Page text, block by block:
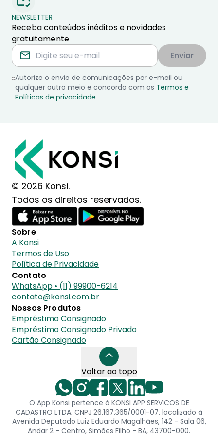
NEWSLETTER
Receba conteúdos inéditos e novidades
gratuitamente
Enviar
Autorizo o envio de comunicações por e-mail ou
qualquer outro meio e concordo com os Termos e
Políticas de privacidade.
© 2026 Konsi.
Todos os direitos reservados.
Sobre
A Konsi
Termos de Uso
Política de Privacidade
Contato
WhatsApp • (11) 99900-6214
contato@konsi.com.br
Nossos Produtos
Empréstimo Consignado
Empréstimo Consignado Privado
Cartão Consignado
Voltar ao topo
O App Konsi pertence à KONSI APP SERVICOS DE
CADASTRO LTDA, CNPJ 26.167.365/0001-07, localizado à
Avenida Deputado Luiz Eduardo Magalhães, 142 - Sala 06,
Andar 2 - Centro, Simões Filho - BA, 43700-000.